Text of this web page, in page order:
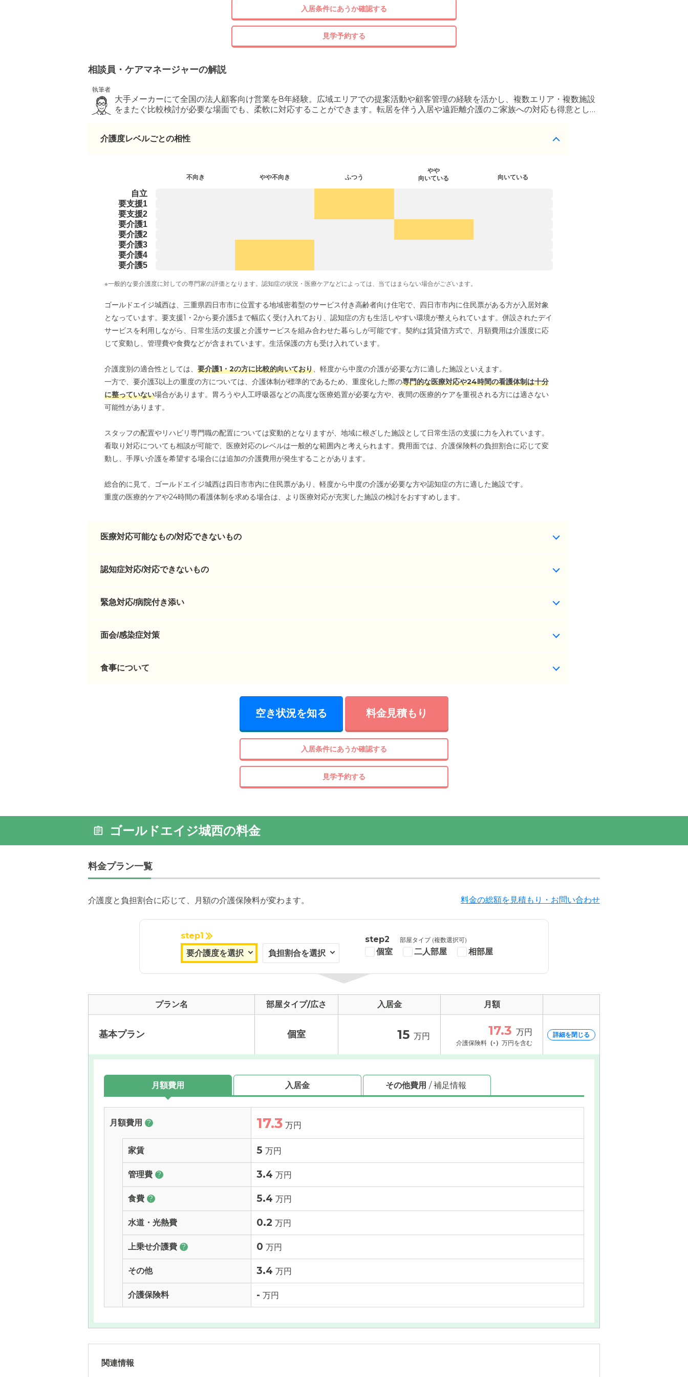
居室内設備の写真
入居条件にあうか確認する
見学予約する
相談員・ケアマネージャーの解説
執筆者
大手メーカーにて全国の法人顧客向け営業を8年経験。広域エリアでの提案活動や顧客管理の経験を活かし、複数エリア・複数施設
をまたぐ比較検討が必要な場面でも、柔軟に対応することができます。転居を伴う入居や遠距離介護のご家族への対応も得意とし、
介護度レベルごとの相性
不向き やや不向き ふつう
やや
向いている
向いている
自立
要支援1
要支援2
要介護1
要介護2
要介護3
要介護4
要介護5
※一般的な要介護度に対しての専門家の評価となります。認知症の状況・医療ケアなどによっては、当てはまらない場合がございます。
ゴールドエイジ城西は、三重県四日市市に位置する地域密着型のサービス付き高齢者向け住宅で、四日市市内に住民票がある方が入居対象
となっています。要支援1・2から要介護5まで幅広く受け入れており、認知症の方も生活しやすい環境が整えられています。併設されたデイ
サービスを利用しながら、日常生活の支援と介護サービスを組み合わせた暮らしが可能です。契約は賃貸借方式で、月額費用は介護度に応
じて変動し、管理費や食費などが含まれています。生活保護の方も受け入れています。
介護度別の適合性としては、 要介護1・2の方に比較的向いており、軽度から中度の介護が必要な方に適した施設といえます。
一方で、要介護3以上の重度の方については、介護体制が標準的であるため、重度化した際の専門的な医療対応や24時間の看護体制は十分
に整っていない場合があります。胃ろうや人工呼吸器などの高度な医療処置が必要な方や、夜間の医療的ケアを重視される方には適さない
可能性があります。
スタッフの配置やリハビリ専門職の配置については変動的となりますが、地域に根ざした施設として日常生活の支援に力を入れています。
看取り対応についても相談が可能で、医療対応のレベルは一般的な範囲内と考えられます。費用面では、介護保険料の負担割合に応じて変
動し、手厚い介護を希望する場合には追加の介護費用が発生することがあります。
総合的に見て、ゴールドエイジ城西は四日市市内に住民票があり、軽度から中度の介護が必要な方や認知症の方に適した施設です。
重度の医療的ケアや24時間の看護体制を求める場合は、より医療対応が充実した施設の検討をおすすめします。
医療対応可能なもの/対応できないもの
認知症対応/対応できないもの
緊急対応/病院付き添い
面会/感染症対策
食事について
空き状況を知る 料金見積もり
入居条件にあうか確認する
見学予約する
ゴールドエイジ城西の料金
料金プラン一覧
介護度と負担割合に応じて、月額の介護保険料が変わます。 料金の総額を見積もり・お問い合わせ
step1 step2 部屋タイプ (複数選択可)
個室 二人部屋 相部屋
プラン名 部屋タイプ/広さ 入居金 月額
基本プラン 個室 15 万円 17.3 万円
介護保険料 （-） 万円を含む
詳細を閉じる
月額費用 入居金 その他費用 / 補足情報
月額費用 ? 17.3 万円
家賃 5 万円
管理費 ? 3.4 万円
食費 ? 5.4 万円
水道・光熱費 0.2 万円
上乗せ介護費 ? 0 万円
その他 3.4 万円
介護保険料 - 万円
関連情報